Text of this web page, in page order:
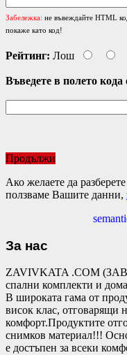
Забележка: не въвеждайте HTML
покаже като код!
Рейтинг: Лош
Въведете в полето
Продължи
Ако желаете да
ползваме Вашите данни,
За нас
ZAVIVKATA .COM
спални комплекти и
В широката гама от
висок клас, отговарящи
комфорт.Продуктите
снимков материал!!!
е достъпен за всеки